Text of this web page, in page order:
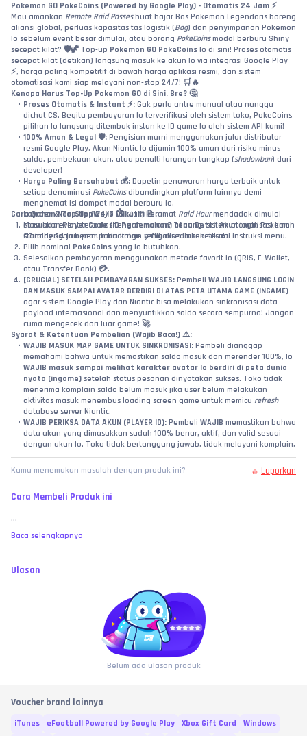
Pokemon GO PokeCoins (Powered by Google Play) - Otomatis 24 Jam ⚡
Mau amankan Remote Raid Passes buat hajar Bos Pokemon Legendaris bareng
aliansi global, perluas kapasitas tas logistik (Bag) dan penyimpanan Pokemon
lo sebelum event besar dimulai, atau borong PokeCoins modal berburu Shiny
secepat kilat? 🛡️🦖 Top-up Pokemon GO PokeCoins lo di sini! Proses otomatis
secepat kilat (detikan) langsung masuk ke akun lo via integrasi Google Play
⚡, harga paling kompetitif di bawah harga aplikasi resmi, dan sistem
otomatisasi kami siap melayani non-stop 24/7! 🛒🔥
Kenapa Harus Top-Up Pokemon GO di Sini, Bre? 🤔
Proses Otomatis & Instant ⚡: Gak perlu antre manual atau nunggu
dichat CS. Begitu pembayaran lo terverifikasi oleh sistem toko, PokeCoins
pilihan lo langsung ditembak instan ke ID game lo oleh sistem API kami!
100% Aman & Legal 🛡️: Pengisian murni menggunakan jalur distributor
resmi Google Play. Akun Niantic lo dijamin 100% aman dari risiko minus
saldo, pembekuan akun, atau penalti larangan tangkap (shadowban) dari
developer!
Harga Paling Bersahabat 💰: Dapetin penawaran harga terbaik untuk
setiap denominasi PokeCoins dibandingkan platform lainnya demi
menghemat isi dompet modal berburu lo.
Layanan Non-Stop 24/7 ⏱️: Jam keramat Raid Hour mendadak dimulai
atau ada event terbatas tengah malam? Tenang, sistem otomatisasi kami
standby 24 jam penuh buat nge-refill akun lo seketika!
Cara Order & Top-Up (Wajib Diikuti!) 📝:
Masukkan Player Code (ID Pertemanan) atau Detail Akun login Pokemon
GO lo dengan benar pada kolom yang disediakan sesuai instruksi menu.
Pilih nominal PokeCoins yang lo butuhkan.
Selesaikan pembayaran menggunakan metode favorit lo (QRIS, E-Wallet,
atau Transfer Bank) 💳.
[CRUCIAL] SETELAH PEMBAYARAN SUKSES: Pembeli WAJIB LANGSUNG LOGIN
DAN MASUK SAMPAI AVATAR BERDIRI DI ATAS PETA UTAMA GAME (INGAME)
agar sistem Google Play dan Niantic bisa melakukan sinkronisasi data
payload internasional dan menyuntikkan saldo secara sempurna! Jangan
cuma mengecek dari luar game! 🚀
Syarat & Ketentuan Pembelian (Wajib Baca!) ⚠️:
WAJIB MASUK MAP GAME UNTUK SINKRONISASI: Pembeli dianggap
WAJIB masuk sampai melihat karakter avatar lo berdiri di peta dunia
nyata (ingame) setelah status pesanan dinyatakan sukses. Toko tidak
menerima komplain saldo belum masuk jika user belum melakukan
aktivitas masuk menembus loading screen game untuk memicu refresh
database server Niantic.
WAJIB PERIKSA DATA AKUN (PLAYER ID): Pembeli WAJIB memastikan bahwa
data akun yang dimasukkan sudah 100% benar, aktif, dan valid sesuai
dengan akun lo. Toko tidak bertanggung jawab, tidak melayani komplain,
dan TIDAK ADA REFUND jika PokeCoins gagal masuk atau salah kirim ke
akun lain akibat kelalaian pembeli dalam menginput data!
Kamu menemukan masalah dengan produk ini? Laporkan
Cara Membeli Produk ini
...
Baca selengkapnya
Ulasan
Belum ada ulasan produk
Voucher brand lainnya
iTunes eFootball Powered by Google Play Xbox Gift Card
Windows